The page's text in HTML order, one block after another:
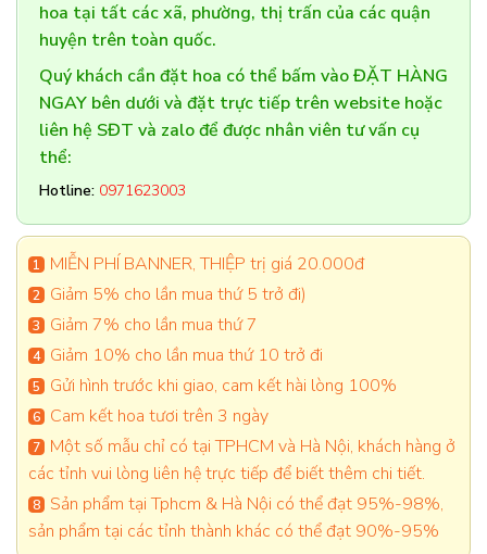
hoa tại tất các xã, phường, thị trấn của các quận
huyện trên toàn quốc.
Quý khách cần đặt hoa có thể bấm vào ĐẶT HÀNG
NGAY bên dưới và đặt trực tiếp trên website hoặc
liên hệ SĐT và zalo để được nhân viên tư vấn cụ
thể:
Hotline: 0971623003
MIỄN PHÍ BANNER, THIỆP trị giá 20.000đ
Giảm 5% cho lần mua thứ 5 trở đi)
Giảm 7% cho lần mua thứ 7
Giảm 10% cho lần mua thứ 10 trở đi
Gửi hình trước khi giao, cam kết hài lòng 100%
Cam kết hoa tươi trên 3 ngày
Một số mẫu chỉ có tại TPHCM và Hà Nội, khách hàng ở
các tỉnh vui lòng liên hệ trực tiếp để biết thêm chi tiết.
Sản phẩm tại Tphcm & Hà Nội có thể đạt 95%-98%,
sản phẩm tại các tỉnh thành khác có thể đạt 90%-95%